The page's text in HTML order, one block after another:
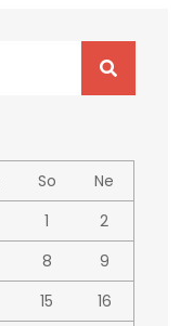
So
Ne
1
2
8
9
15
16